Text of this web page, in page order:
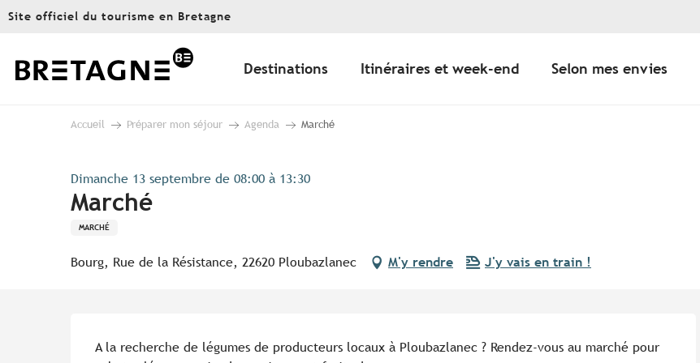
Aller
principal
Site officiel du tourisme en Bretagne
Destinations Itinéraires et week-end Selon mes envies
Accueil Préparer mon séjour Agenda Marché
Dimanche 13 septembre de 08:00 à 13:30
Marché
MARCHÉ
Bourg, Rue de la Résistance, 22620 Ploubazlanec M'y rendre J'y vais en train !
A la recherche de légumes de producteurs locaux à Ploubazlanec ? Rendez-vous au marché pour